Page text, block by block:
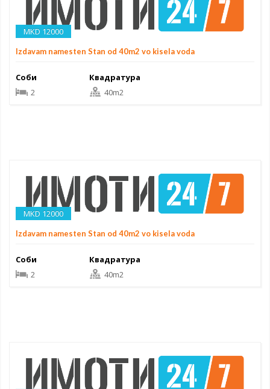
MKD 12000
Izdavam namesten Stan od 40m2 vo kisela voda
Соби
2
Квадратура
40m2
MKD 12000
Izdavam namesten Stan od 40m2 vo kisela voda
Соби
2
Квадратура
40m2